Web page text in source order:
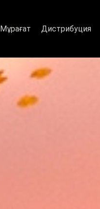
Мұрағат Дистрибуция